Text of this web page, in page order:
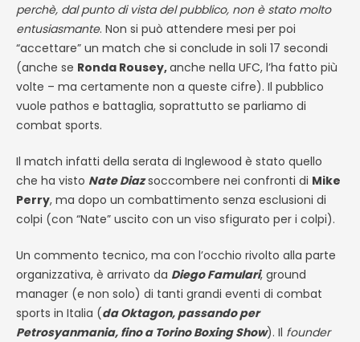
perchè, dal punto di vista del pubblico, non è stato molto
entusiasmante. Non si può attendere mesi per poi
“accettare” un match che si conclude in soli 17 secondi
(anche se Ronda Rousey,anche nella UFC, l’ha fatto più
volte – ma certamente non a queste cifre). Il pubblico
vuole pathos e battaglia, soprattutto se parliamo di
combat sports.
Il match infatti della serata di Inglewood è stato quello
che ha visto Nate Diazsoccombere nei confronti di Mike
Perry, ma dopo un combattimento senza esclusioni di
colpi (con “Nate” uscito con un viso sfigurato per i colpi).
Un commento tecnico, ma con l’occhio rivolto alla parte
organizzativa, è arrivato da Diego Famulari, ground
manager (e non solo) di tanti grandi eventi di combat
sports in Italia (da Oktagon, passando per
Petrosyanmania, fino a Torino Boxing Show). Il founder